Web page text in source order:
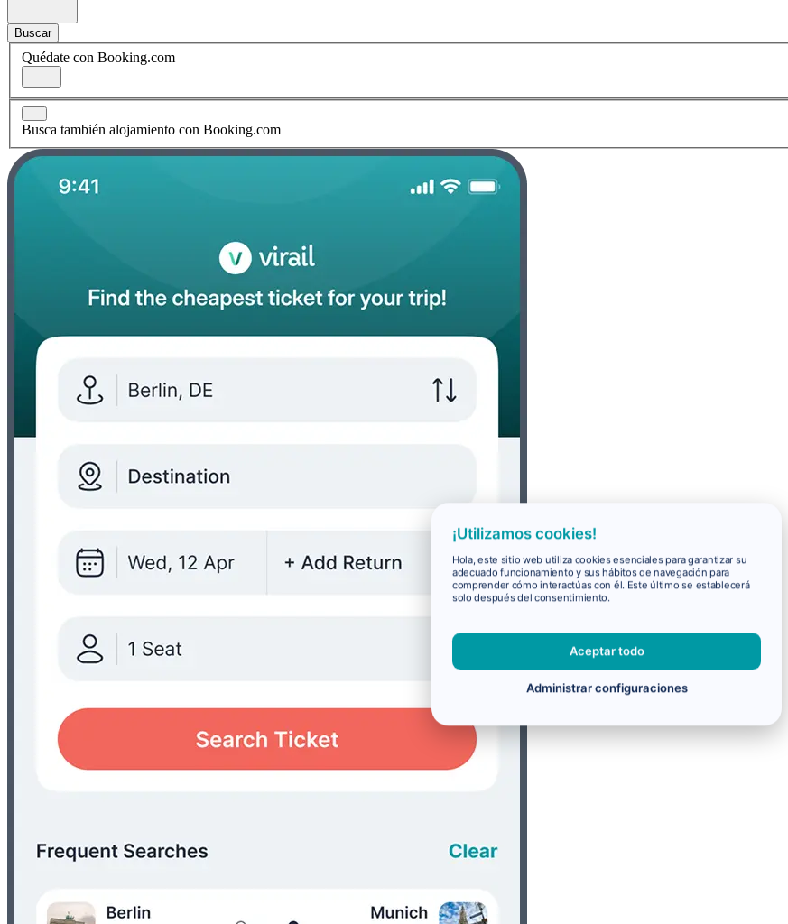
Buscar
Quédate con Booking.com
Busca también alojamiento con Booking.com
¡Utilizamos cookies!
Hola, este sitio web utiliza cookies esenciales para garantizar su
adecuado funcionamiento y sus hábitos de navegación para
comprender cómo interactúas con él. Este último se establecerá
solo después del consentimiento.
Aceptar todo
Administrar configuraciones